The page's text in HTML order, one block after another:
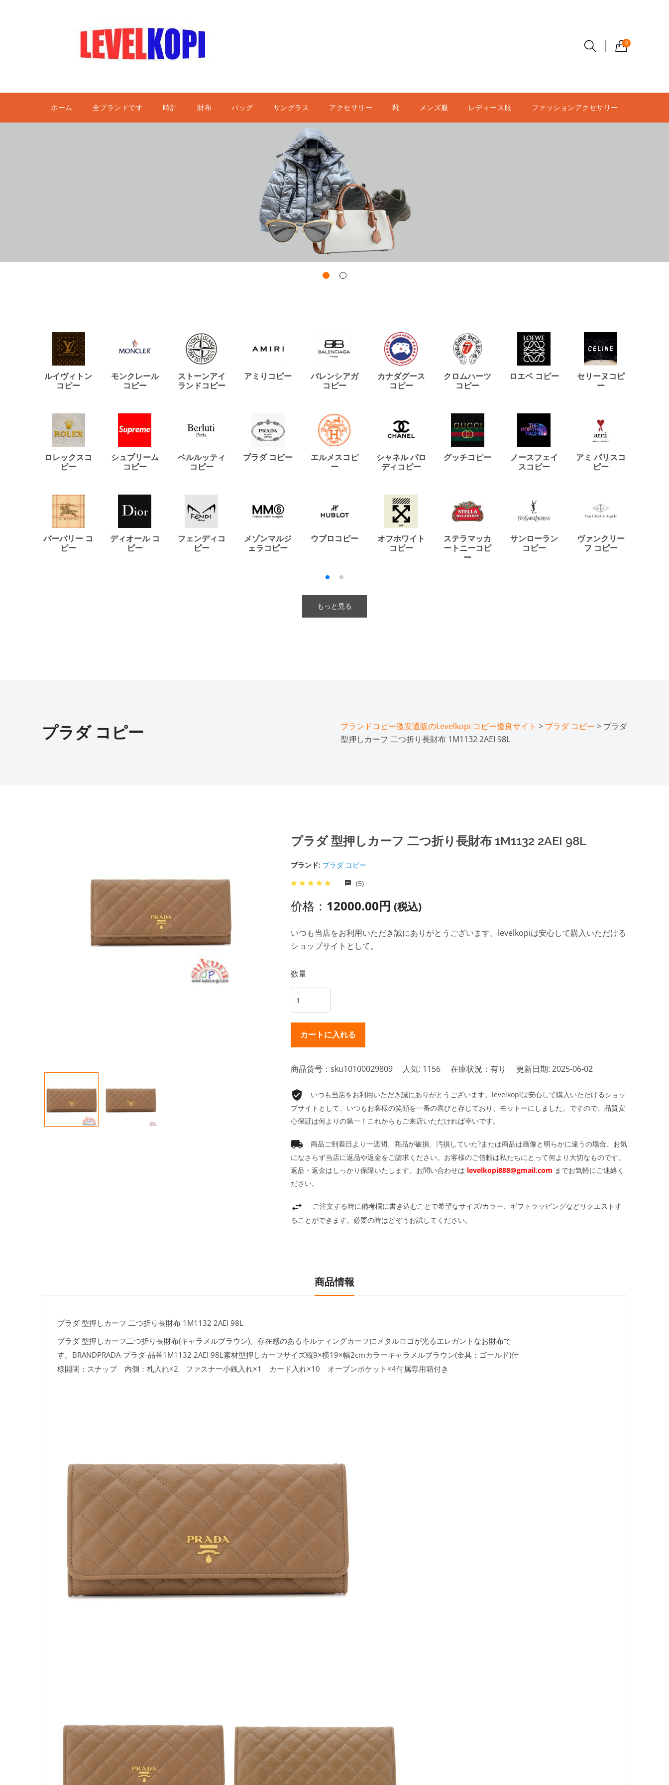
0
ホーム 全ブランドです 時計 財布 バッグ サングラス アクセサリー 靴 メンズ服 レディース服 ファッションアクセサリー
ルイヴィトン
コピー
モンクレール
コピー
ストーンアイ
ランドコピー
アミりコピー
バレンシアガ
コピー
カナダグース
コピー
クロムハーツ
コピー
ロエベ コピー
セリーヌコピ
ー
ロレックスコ
ピー
シュプリーム
コピー
ベルルッティ
コピー
プラダ コピー
エルメスコピ
ー
シャネル パロ
ディコピー
グッチコピー
ノースフェイ
スコピー
アミ パリスコ
ピー
バーバリー コ
ピー
ディオール コ
ピー
フェンディコ
ピー
メゾンマルジ
ェラコピー
ウブロコピー
オフホワイト
コピー
ステラマッカ
ートニーコピ
ー
サンローラン
コピー
ヴァンクリー
フ コピー
もっと見る
プラダ コピー ブランドコピー激安通販のLevelkopi コピー優良サイト > プラダ コピー > プラダ
型押しカーフ 二つ折り長財布 1M1132 2AEI 98L
プラダ 型押しカーフ 二つ折り長財布 1M1132 2AEI 98L
ブランド: プラダ コピー
(5)
价格： 12000.00円 (税込)
いつも当店をお利用いただき誠にありがとうございます。levelkopiは安心して購入いただける
ショップサイトとして。
数量
商品货号：sku10100029809 人気: 1156 在庫状況：有り 更新日期: 2025-06-02
いつも当店をお利用いただき誠にありがとうございます。levelkopiは安心して購入いただけるショッ
プサイトとして、いつもお客様の笑顔を一番の喜びと存じており、モットーにしました。ですので、品質安
心保証は何よりの第一！これからもご来店いただければ幸いです。
商品ご到着日より一週間、商品が破損、汚損していた?または商品は画像と明らかに違うの場合、お気
になさらず当店に返品や返金をご請求ください。お客様のご信頼は私たちにとって何より大切なものです。
返品・返金はしっかり保障いたします。お問い合わせは levelkopi888@gmail.com までお気軽にご連絡く
ださい。
ご注文する時に備考欄に書き込むことで希望なサイズ/カラー、ギフトラッピングなどリクエストす
ることができます。必要の時はどぞうお試してください。
商品情報
プラダ 型押しカーフ 二つ折り長財布 1M1132 2AEI 98L
プラダ 型押しカーフ二つ折り長財布(キャラメルブラウン)。存在感のあるキルティングカーフにメタルロゴが光るエレガントなお財布で
す。BRANDPRADA-プラダ-品番1M1132 2AEI 98L素材型押しカーフサイズ縦9×横19×幅2cmカラーキャラメルブラウン(金具：ゴールド)仕
様開閉：スナップ 内側：札入れ×2 ファスナー小銭入れ×1 カード入れ×10 オープンポケット×4付属専用箱付き